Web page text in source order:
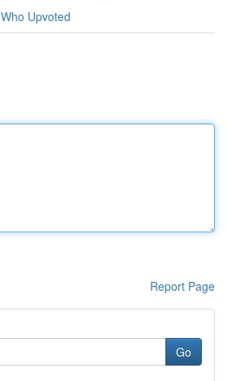
Who Upvoted
Report Page
Go